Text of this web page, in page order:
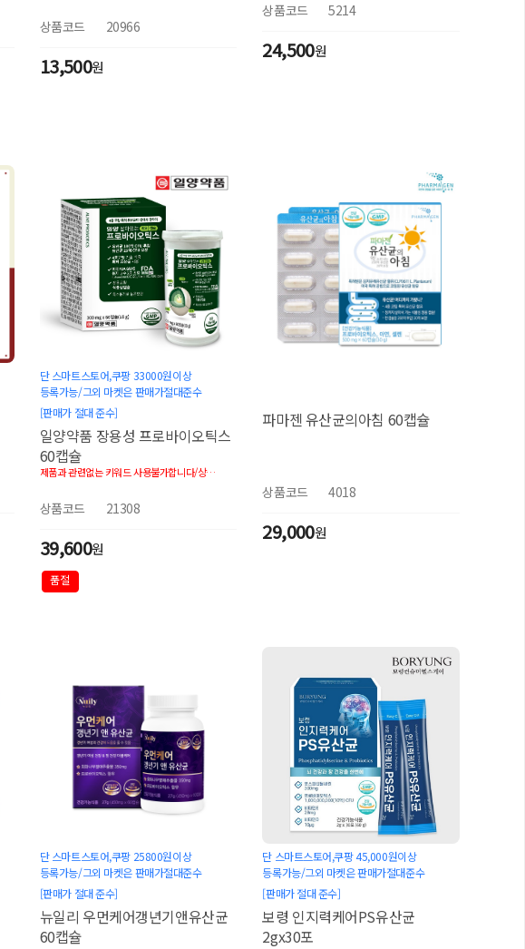
상품코드 20966
13,500원
상품코드 5214
24,500원
단 스마트스토어,쿠팡 33000원이상
등록가능/그외 마켓은 판매가절대준수
[판매가 절대 준수]
일양약품 장용성 프로바이오틱스
60캡슐
제품과 관련없는 키워드 사용불가합니다/상시단속중이며 미준수 시 공급중단되니 꼭 가격준수하시길 바랍니다
상품코드 21308
39,600원
품절
파마젠 유산균의아침 60캡슐
상품코드 4018
29,000원
단 스마트스토어,쿠팡 25800원이상
등록가능/그외 마켓은 판매가절대준수
[판매가 절대 준수]
뉴일리 우먼케어갱년기앤유산균
60캡슐
단 스마트스토어,쿠팡 45,000원이상
등록가능/그외 마켓은 판매가절대준수
[판매가 절대 준수]
보령 인지력케어PS유산균
2gx30포